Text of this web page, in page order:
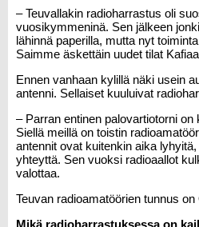
– Teuvallakin radioharrastus oli
vuosikymmeninä. Sen jälkeen
lähinnä paperilla, mutta nyt
Saimme äskettäin uudet tilat
Ennen vanhaan kylillä näki usein
antenni. Sellaiset kuuluivat
– Parran entinen palovartiotorni
Siellä meillä on toistin
antennit ovat kuitenkin aika
yhteyttä. Sen vuoksi radioaallot
valottaa.
Teuvan radioamatöörien tunnus on
Mikä radioharrastuksessa on